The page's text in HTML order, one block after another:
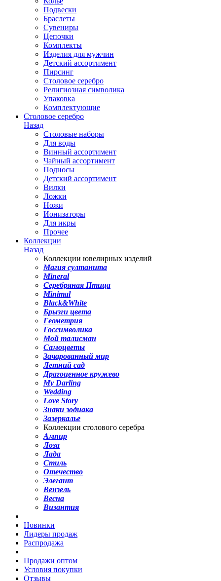
Подвески
Браслеты
Сувениры
Цепочки
Комплекты
Изделия для мужчин
Детский ассортимент
Пирсинг
Столовое серебро
Религиозная символика
Упаковка
Комплектующие
Столовое серебро
Назад
Столовые наборы
Для воды
Винный ассортимент
Чайный ассортимент
Подносы
Детский ассортимент
Вилки
Ложки
Ножи
Ионизаторы
Для икры
Прочее
Коллекции
Назад
Коллекции ювелирных изделий
Магия султанита
Mineral
Серебряная Птица
Minimal
Black&White
Брызги цвета
Геометрия
Госсимволика
Мой талисман
Самоцветы
Зачарованный мир
Летний сад
Драгоценное кружево
My Darling
Wedding
Love Story
Знаки зодиака
Зазеркалье
Коллекции столового серебра
Ампир
Лоза
Лада
Стиль
Отечество
Элегант
Вензель
Весна
Византия
Новинки
Лидеры продаж
Распродажа
Продажи оптом
Условия покупки
Отзывы